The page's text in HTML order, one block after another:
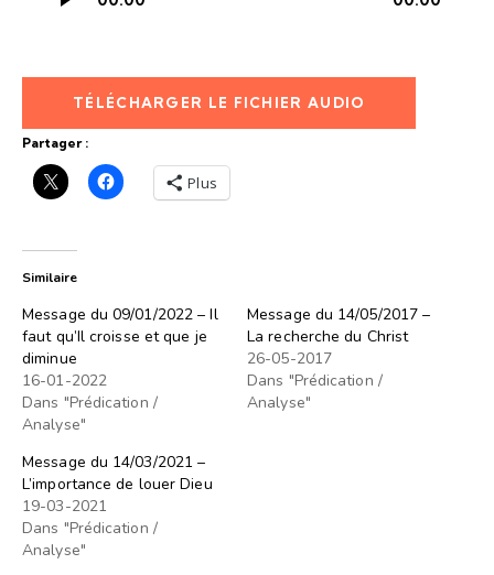
audio
TÉLÉCHARGER LE FICHIER AUDIO
Partager :
Plus
Similaire
Message du 09/01/2022 – Il
faut qu’Il croisse et que je
diminue
16-01-2022
Dans "Prédication /
Analyse"
Message du 14/05/2017 –
La recherche du Christ
26-05-2017
Dans "Prédication /
Analyse"
Message du 14/03/2021 –
L’importance de louer Dieu
19-03-2021
Dans "Prédication /
Analyse"